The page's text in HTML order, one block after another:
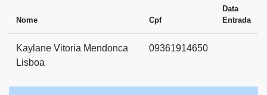
Nome Cpf
Data
Entrada
Kaylane Vitoria Mendonca
Lisboa
09361914650